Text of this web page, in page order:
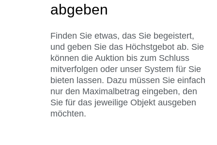
abgeben
Finden Sie etwas, das Sie begeistert,
und geben Sie das Höchstgebot ab. Sie
können die Auktion bis zum Schluss
mitverfolgen oder unser System für Sie
bieten lassen. Dazu müssen Sie einfach
nur den Maximalbetrag eingeben, den
Sie für das jeweilige Objekt ausgeben
möchten.